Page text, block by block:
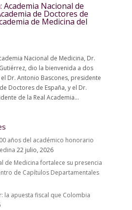
Nacional de
de Doctores de
de Medicina del
Nacional de Medicina, Dr.
dio la bienvenida a dos
Dr. Antonio Bascones, presidente
Doctores de España, y el Dr.
de la Real Academia...
años del académico honorario
22 julio, 2026
de Medicina fortalece su presencia
de Capítulos Departamentales
la apuesta fiscal que Colombia